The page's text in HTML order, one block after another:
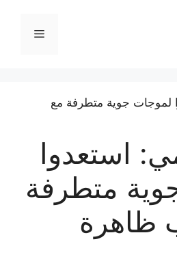
القائمة
استعدوا
متطرفة
ظاهرة